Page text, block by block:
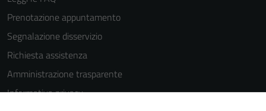
Prenotazione appuntamento
Segnalazione disservizio
Richiesta assistenza
Amministrazione trasparente
Informativa privacy